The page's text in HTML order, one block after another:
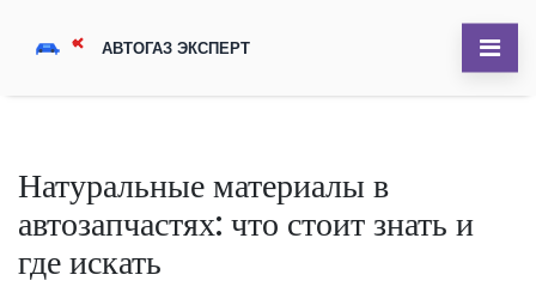
Натуральные материалы в
автозапчастях: что стоит знать и
где искать